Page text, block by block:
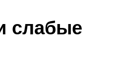
слабые